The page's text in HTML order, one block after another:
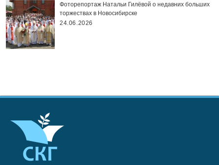
Фоторепортаж Натальи Гилёвой о недавних больших
торжествах в Новосибирске
24.06.2026